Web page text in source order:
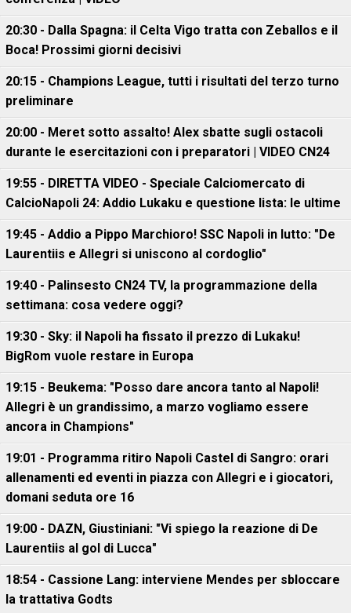
20:30 - Dalla Spagna: il Celta Vigo tratta con Zeballos e il
Boca! Prossimi giorni decisivi
20:15 - Champions League, tutti i risultati del terzo turno
preliminare
20:00 - Meret sotto assalto! Alex sbatte sugli ostacoli
durante le esercitazioni con i preparatori | VIDEO CN24
19:55 - DIRETTA VIDEO - Speciale Calciomercato di
CalcioNapoli 24: Addio Lukaku e questione lista: le ultime
19:45 - Addio a Pippo Marchioro! SSC Napoli in lutto: "De
Laurentiis e Allegri si uniscono al cordoglio"
19:40 - Palinsesto CN24 TV, la programmazione della
settimana: cosa vedere oggi?
19:30 - Sky: il Napoli ha fissato il prezzo di Lukaku!
BigRom vuole restare in Europa
19:15 - Beukema: "Posso dare ancora tanto al Napoli!
Allegri è un grandissimo, a marzo vogliamo essere
ancora in Champions"
19:01 - Programma ritiro Napoli Castel di Sangro: orari
allenamenti ed eventi in piazza con Allegri e i giocatori,
domani seduta ore 16
19:00 - DAZN, Giustiniani: "Vi spiego la reazione di De
Laurentiis al gol di Lucca"
18:54 - Cassione Lang: interviene Mendes per sbloccare
la trattativa Godts